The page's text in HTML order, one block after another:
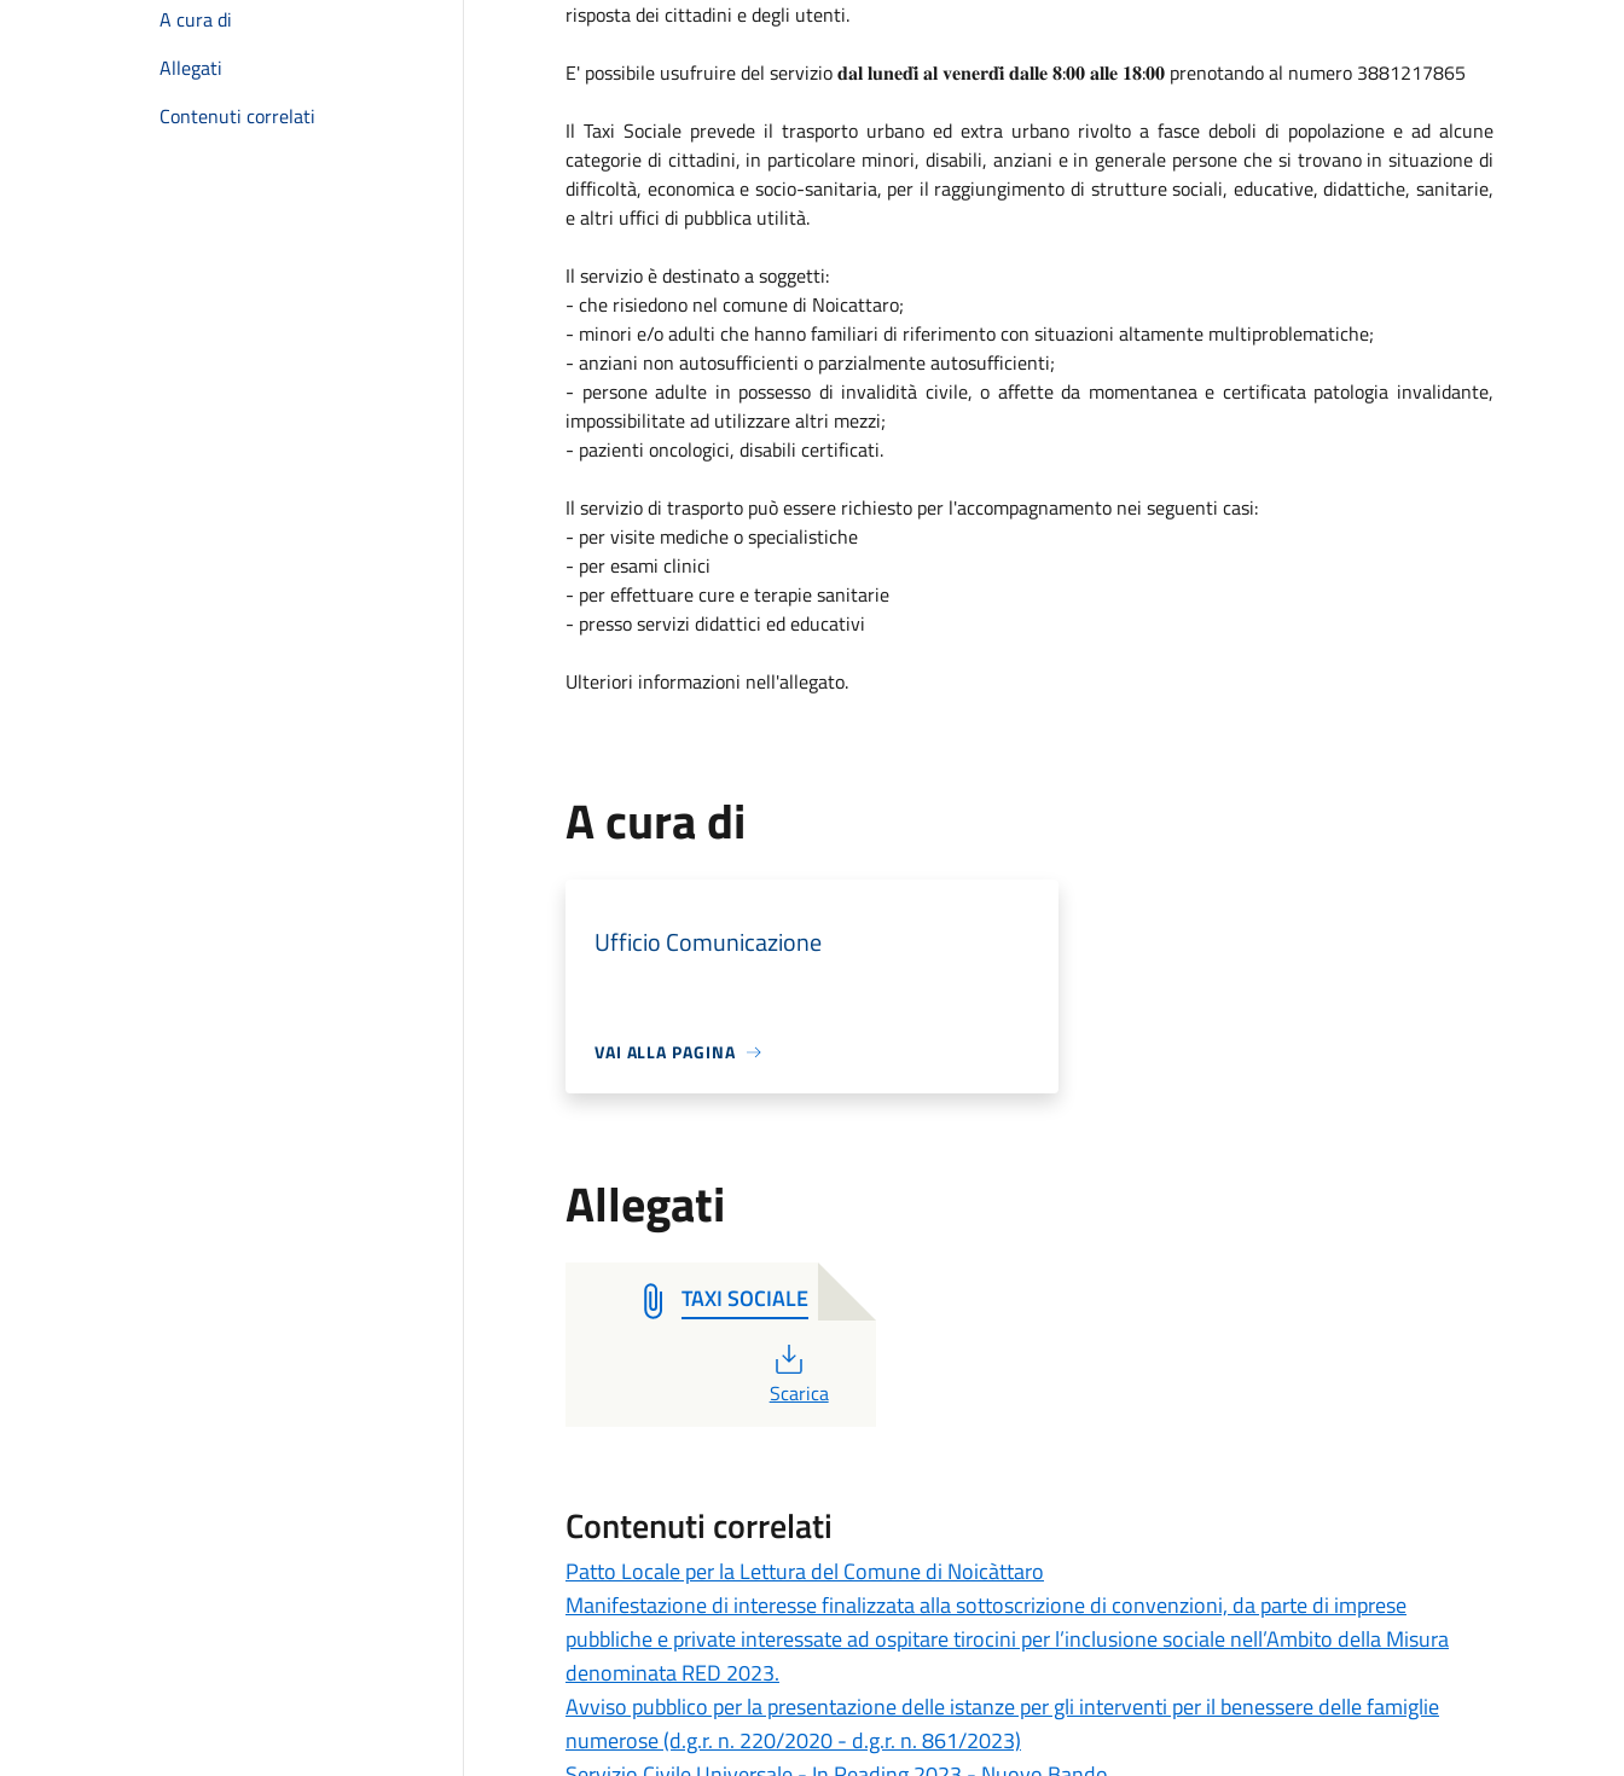
A cura di
Allegati
Contenuti correlati
risposta dei cittadini e degli utenti.
E' possibile usufruire del servizio 𝐝𝐚𝐥 𝐥𝐮𝐧𝐞𝐝𝐢̀ 𝐚𝐥 𝐯𝐞𝐧𝐞𝐫𝐝𝐢̀ 𝐝𝐚𝐥𝐥𝐞 𝟖:𝟎𝟎 𝐚𝐥𝐥𝐞 𝟏𝟖:𝟎𝟎 prenotando al numero 3881217865
Il Taxi Sociale prevede il trasporto urbano ed extra urbano rivolto a fasce deboli di popolazione e ad alcune
categorie di cittadini, in particolare minori, disabili, anziani e in generale persone che si trovano in situazione di
difficoltà, economica e socio-sanitaria, per il raggiungimento di strutture sociali, educative, didattiche, sanitarie,
e altri uffici di pubblica utilità.
Il servizio è destinato a soggetti:
- che risiedono nel comune di Noicattaro;
- minori e/o adulti che hanno familiari di riferimento con situazioni altamente multiproblematiche;
- anziani non autosufficienti o parzialmente autosufficienti;
- persone adulte in possesso di invalidità civile, o affette da momentanea e certificata patologia invalidante,
impossibilitate ad utilizzare altri mezzi;
- pazienti oncologici, disabili certificati.
Il servizio di trasporto può essere richiesto per l'accompagnamento nei seguenti casi:
- per visite mediche o specialistiche
- per esami clinici
- per effettuare cure e terapie sanitarie
- presso servizi didattici ed educativi
Ulteriori informazioni nell'allegato.
A cura di
Ufficio Comunicazione
VAI ALLA PAGINA
Allegati
TAXI SOCIALE
PDF
Scarica
Contenuti correlati
Patto Locale per la Lettura del Comune di Noicàttaro
Manifestazione di interesse finalizzata alla sottoscrizione di convenzioni, da parte di imprese
pubbliche e private interessate ad ospitare tirocini per l’inclusione sociale nell’Ambito della Misura
denominata RED 2023.
Avviso pubblico per la presentazione delle istanze per gli interventi per il benessere delle famiglie
numerose (d.g.r. n. 220/2020 - d.g.r. n. 861/2023)